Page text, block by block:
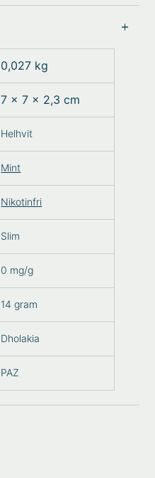
0,027 kg
7 × 7 × 2,3 cm
Helhvit
Mint
Nikotinfri
Slim
0 mg/g
14 gram
Dholakia
PAZ